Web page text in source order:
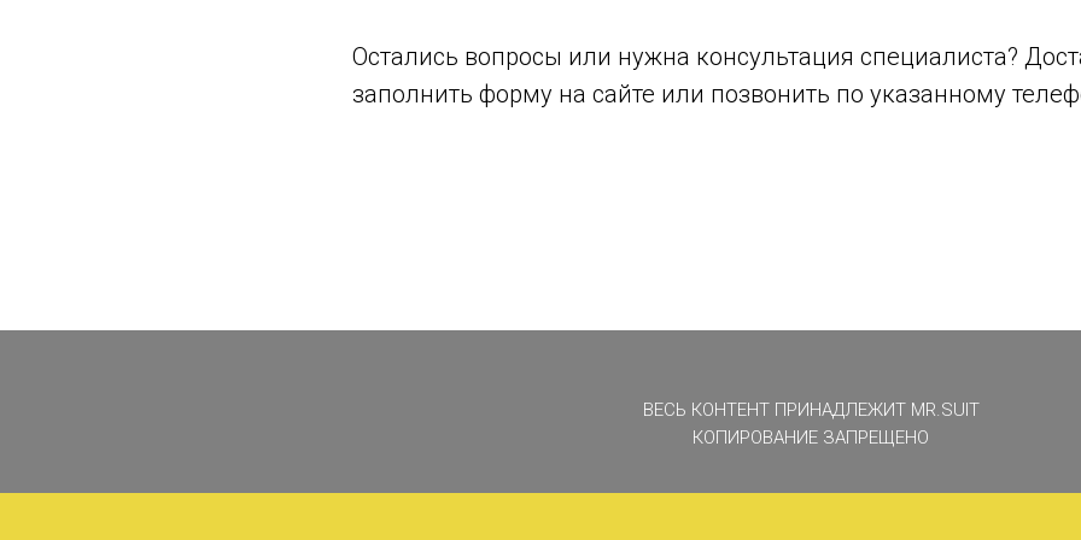
Остались вопросы или нужна консультация специалиста?
заполнить форму на сайте или позвонить по указанному
ВЕСЬ КОНТЕНТ ПРИНАДЛЕЖИТ MR.SUIT
КОПИРОВАНИЕ ЗАПРЕЩЕНО